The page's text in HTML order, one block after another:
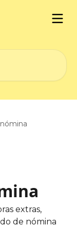
extras,
de nómina